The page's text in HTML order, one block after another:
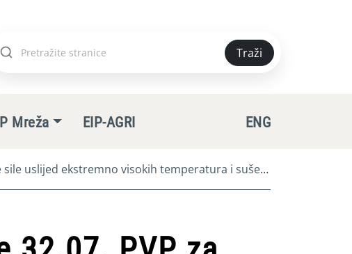
Pretraži
Traži
Mreža EIP-AGRI ENG
uslijed ekstremno visokih temperatura i suše u